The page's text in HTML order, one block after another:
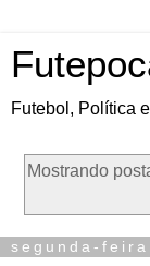
Futebol, Política
Mostrando
segunda-